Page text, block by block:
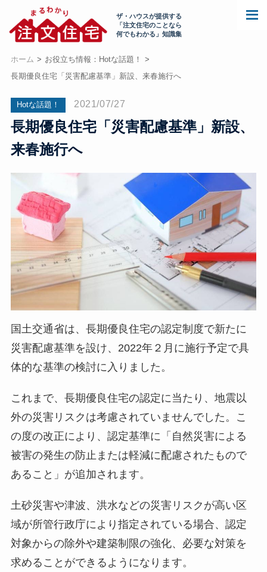
ザ・ハウスが提供する
「注文住宅のことなら
何でもわかる」知識集
ホーム
お役立ち情報：Hotな話題！
長期優良住宅「災害配慮基準」新設、来春施行へ
Hotな話題！ 2021/07/27
長期優良住宅「災害配慮基準」新設、
来春施行へ
国土交通省は、長期優良住宅の認定制度で新たに
災害配慮基準を設け、2022年２月に施行予定で具
体的な基準の検討に入りました。
これまで、長期優良住宅の認定に当たり、地震以
外の災害リスクは考慮されていませんでした。こ
の度の改正により、認定基準に「自然災害による
被害の発生の防止または軽減に配慮されたもので
あること」が追加されます。
土砂災害や津波、洪水などの災害リスクが高い区
域が所管行政庁により指定されている場合、認定
対象からの除外や建築制限の強化、必要な対策を
求めることができるようになります。